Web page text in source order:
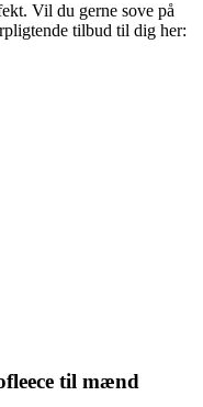
Vil du gerne sove på
tilbud til dig her:
til mænd